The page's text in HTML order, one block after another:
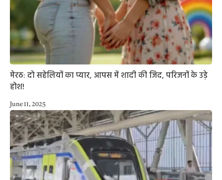
मेरठ: दो सहेलियों का प्यार, आपस में शादी की जिद, परिजनों के उड़े
होश!
June 11, 2025